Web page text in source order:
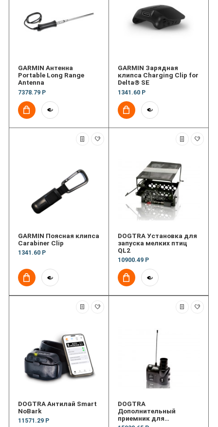
GARMIN Антенна
Portable Long Range
Antenna
7378.79 Р
GARMIN Зарядная
клипса Charging Clip for
Delta® SE
1341.60 Р
GARMIN Поясная клипса
Carabiner Clip
1341.60 Р
DOGTRA Установка для
запуска мелких птиц
QL2
10900.49 Р
DOGTRA Антилай Smart
NoBark
11571.29 Р
DOGTRA
Дополнительный
приемник для
установок запуска птиц